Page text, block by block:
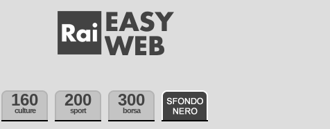
160
culture
200
sport
300
borsa